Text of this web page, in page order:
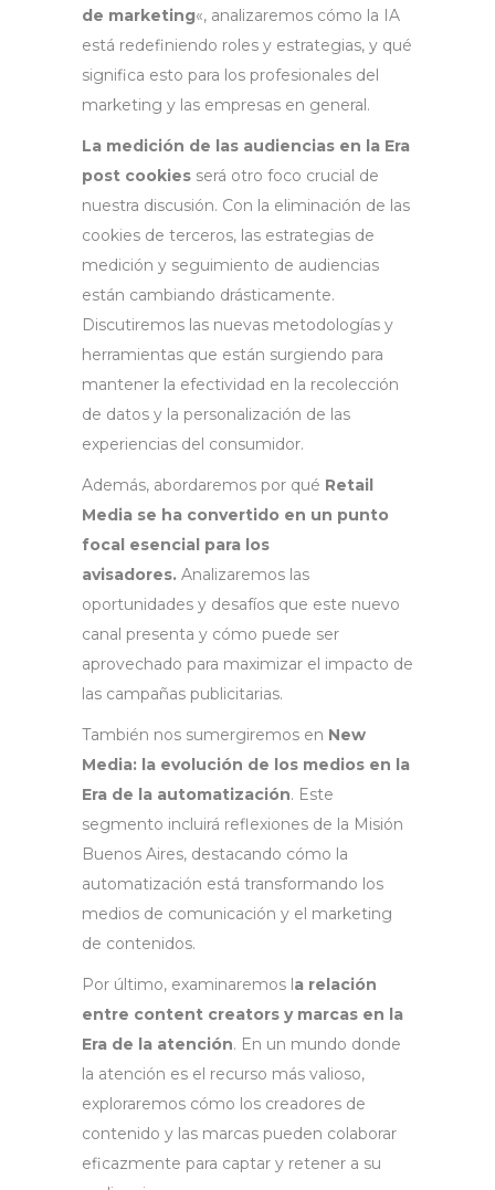
de marketing«, analizaremos cómo la IA
está redefiniendo roles y estrategias, y qué
significa esto para los profesionales del
marketing y las empresas en general.
La medición de las audiencias en la Era
post cookies será otro foco crucial de
nuestra discusión. Con la eliminación de las
cookies de terceros, las estrategias de
medición y seguimiento de audiencias
están cambiando drásticamente.
Discutiremos las nuevas metodologías y
herramientas que están surgiendo para
mantener la efectividad en la recolección
de datos y la personalización de las
experiencias del consumidor.
Además, abordaremos por qué Retail
Media se ha convertido en un punto
focal esencial para los
avisadores. Analizaremos las
oportunidades y desafíos que este nuevo
canal presenta y cómo puede ser
aprovechado para maximizar el impacto de
las campañas publicitarias.
También nos sumergiremos en New
Media: la evolución de los medios en la
Era de la automatización. Este
segmento incluirá reflexiones de la Misión
Buenos Aires, destacando cómo la
automatización está transformando los
medios de comunicación y el marketing
de contenidos.
Por último, examinaremos la relación
entre content creators y marcas en la
Era de la atención. En un mundo donde
la atención es el recurso más valioso,
exploraremos cómo los creadores de
contenido y las marcas pueden colaborar
eficazmente para captar y retener a su